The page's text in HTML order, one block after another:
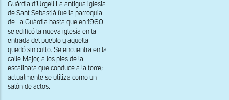
Guàrdia d’Urgell La antigua iglesia
de Sant Sebastià fue la parroquia
de La Guàrdia hasta que en 1960
se edificó la nueva iglesia en la
entrada del pueblo y aquella
quedó sin culto. Se encuentra en la
calle Major, a los pies de la
escalinata que conduce a la torre;
actualmente se utiliza como un
salón de actos.